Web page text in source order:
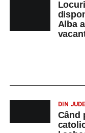
Alba
DIN
Când